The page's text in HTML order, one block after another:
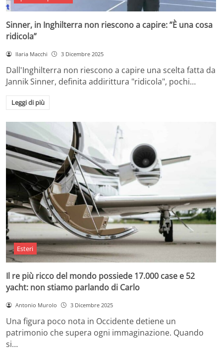
Sinner, in Inghilterra non riescono a capire: ”È una cosa
ridicola”
Ilaria Macchi 3 Dicembre 2025
Dall'Inghilterra non riescono a capire una scelta fatta da
Jannik Sinner, definita addirittura "ridicola", pochi…
Leggi di più
Esteri
Il re più ricco del mondo possiede 17.000 case e 52
yacht: non stiamo parlando di Carlo
Antonio Murolo 3 Dicembre 2025
Una figura poco nota in Occidente detiene un
patrimonio che supera ogni immaginazione. Quando
si…